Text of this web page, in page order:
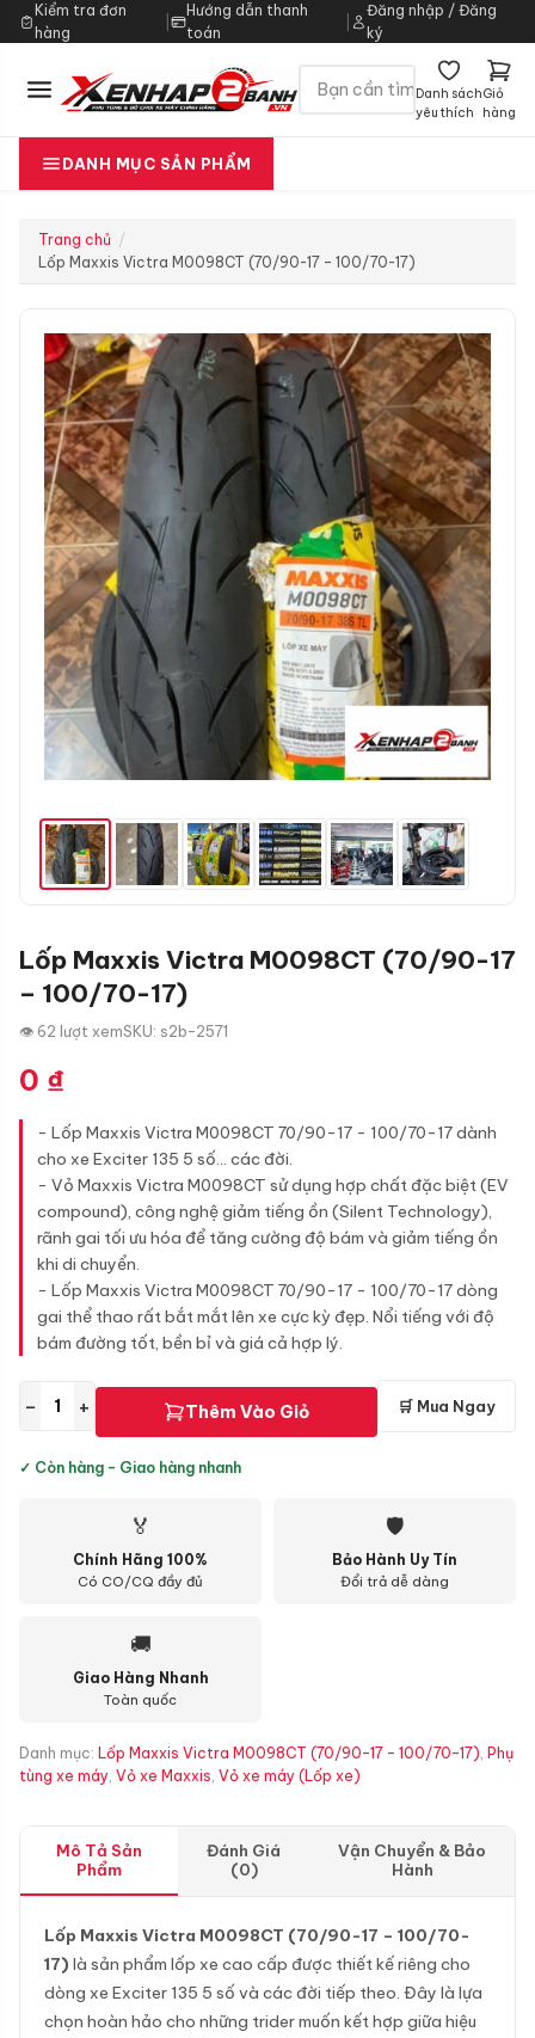
Kiểm tra đơn
hàng
|
Hướng dẫn thanh
toán
Đăng nhập / Đăng
ký
Danh sách
yêu thích
Giỏ
hàng
DANH MỤC SẢN PHẨM
Trang chủ
Lốp Maxxis Victra M0098CT (70/90-17 – 100/70-17)
Lốp Maxxis Victra M0098CT (70/90-17
– 100/70-17)
👁 62 lượt xemSKU: s2b-2571
0 ₫
- Lốp Maxxis Victra M0098CT 70/90-17 - 100/70-17 dành
cho xe Exciter 135 5 số... các đời.
- Vỏ Maxxis Victra M0098CT sử dụng hợp chất đặc biệt (EV
compound), công nghệ giảm tiếng ồn (Silent Technology),
rãnh gai tối ưu hóa để tăng cường độ bám và giảm tiếng ồn
khi di chuyển.
- Lốp Maxxis Victra M0098CT 70/90-17 - 100/70-17 dòng
gai thể thao rất bắt mắt lên xe cực kỳ đẹp. Nổi tiếng với độ
bám đường tốt, bền bỉ và giá cả hợp lý.
− + Thêm Vào Giỏ 🛒 Mua Ngay
✓ Còn hàng - Giao hàng nhanh
🏅
Chính Hãng 100%
Có CO/CQ đầy đủ
🛡
Bảo Hành Uy Tín
Đổi trả dễ dàng
🚚
Giao Hàng Nhanh
Toàn quốc
Danh mục: Lốp Maxxis Victra M0098CT (70/90-17 - 100/70-17), Phụ
tùng xe máy, Vỏ xe Maxxis, Vỏ xe máy (Lốp xe)
Mô Tả Sản
Phẩm
Đánh Giá
(0)
Vận Chuyển & Bảo
Hành
Lốp Maxxis Victra M0098CT (70/90-17 – 100/70-
17) là sản phẩm lốp xe cao cấp được thiết kế riêng cho
dòng xe Exciter 135 5 số và các đời tiếp theo. Đây là lựa
chọn hoàn hảo cho những trider muốn kết hợp giữa hiệu